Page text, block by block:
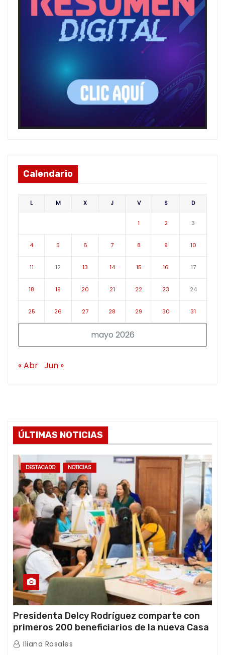
Calendario
mayo 2026
L M X J V S D
1 2 3
4 5 6 7 8 9 10
11 12 13 14 15 16 17
18 19 20 21 22 23 24
25 26 27 28 29 30 31
« Abr Jun »
ÚLTIMAS NOTICIAS
DESTACADO NOTICIAS
Presidenta Delcy Rodríguez comparte con
primeros 200 beneficiarios de la nueva Casa
de los Abuelos “La Primavera” en Caracas
Iliana Rosales